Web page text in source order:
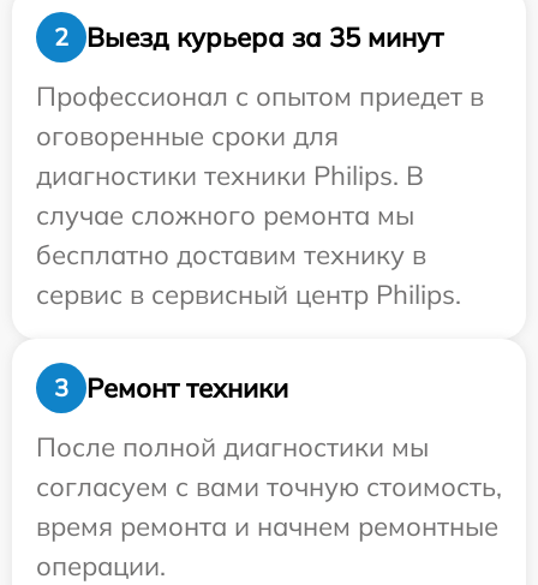
2
Выезд курьера за 35 минут
Профессионал с опытом приедет в
оговоренные сроки для
диагностики техники Philips. В
случае сложного ремонта мы
бесплатно доставим технику в
сервис в сервисный центр Philips.
3
Ремонт техники
После полной диагностики мы
согласуем с вами точную стоимость,
время ремонта и начнем ремонтные
операции.